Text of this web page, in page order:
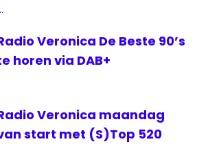
Veronica De Beste 90’s
horen via DAB+
Veronica maandag
start met (S)Top 520